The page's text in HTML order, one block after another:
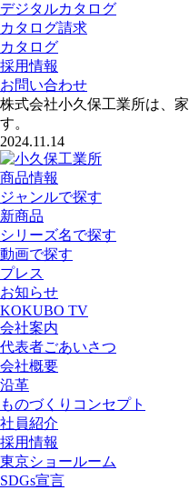
デジタルカタログ
カタログ請求
カタログ
採用情報
お問い合わせ
株式会社小久保工業所は、
す。
2024.11.14
商品情報
ジャンルで探す
新商品
シリーズ名で探す
動画で探す
プレス
お知らせ
KOKUBO TV
会社案内
代表者ごあいさつ
会社概要
沿革
ものづくりコンセプト
社員紹介
採用情報
東京ショールーム
SDGs宣言